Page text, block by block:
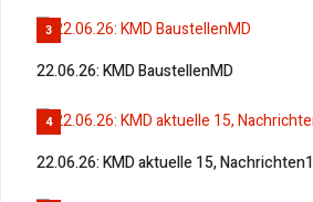
3
22.06.26: KMD BaustellenMD
4
22.06.26: KMD aktuelle 15, Nachrichten1